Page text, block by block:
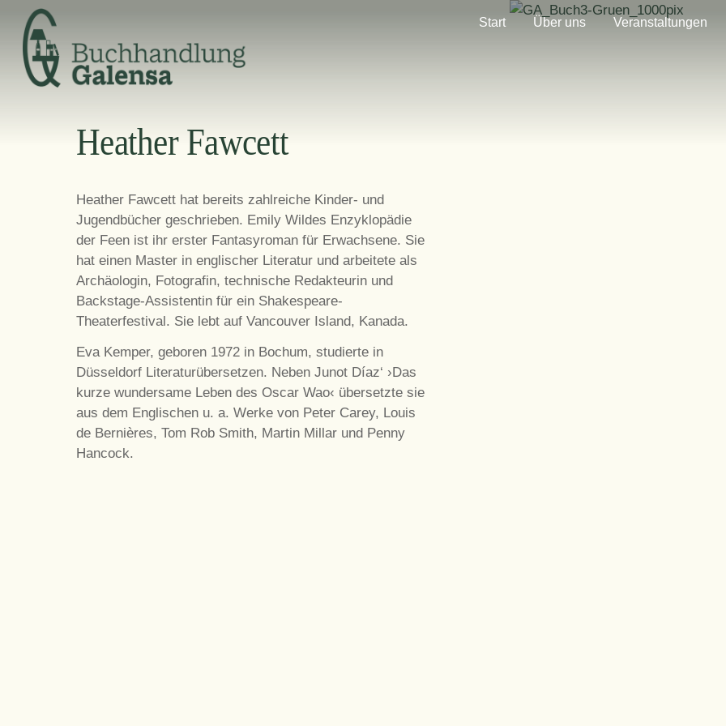
content
Start Über uns Veranstaltungen
Heather Fawcett
Heather Fawcett hat bereits zahlreiche Kinder- und
Jugendbücher geschrieben. Emily Wildes Enzyklopädie
der Feen ist ihr erster Fantasyroman für Erwachsene. Sie
hat einen Master in englischer Literatur und arbeitete als
Archäologin, Fotografin, technische Redakteurin und
Backstage-Assistentin für ein Shakespeare-
Theaterfestival. Sie lebt auf Vancouver Island, Kanada.
Eva Kemper, geboren 1972 in Bochum, studierte in
Düsseldorf Literaturübersetzen. Neben Junot Díaz‘ ›Das
kurze wundersame Leben des Oscar Wao‹ übersetzte sie
aus dem Englischen u. a. Werke von Peter Carey, Louis
de Bernières, Tom Rob Smith, Martin Millar und Penny
Hancock.